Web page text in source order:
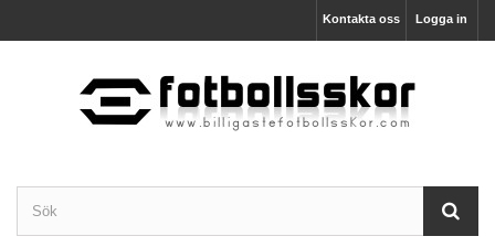
Logga in
Kontakta oss